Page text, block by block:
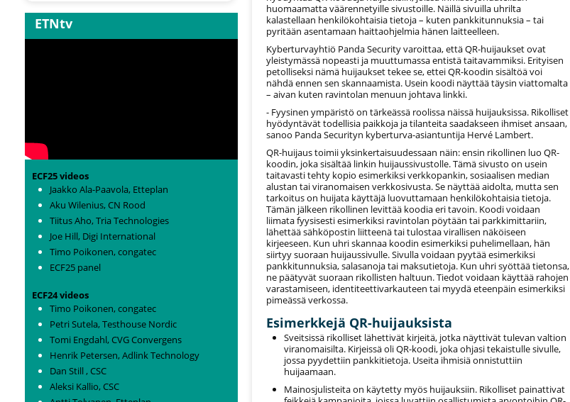
ETNtv
ECF25 videos
Jaakko Ala-Paavola, Etteplan
Aku Wilenius, CN Rood
Tiitus Aho, Tria Technologies
Joe Hill, Digi International
Timo Poikonen, congatec
ECF25 panel
ECF24 videos
Timo Poikonen, congatec
Petri Sutela, Testhouse Nordic
Tomi Engdahl, CVG Convergens
Henrik Petersen, Adlink Technology
Dan Still , CSC
Aleksi Kallio, CSC
huomaamatta väärennetyille sivustoille. Näillä sivuilla uhrilta
kalastellaan henkilökohtaisia tietoja – kuten pankkitunnuksia – tai
pyritään asentamaan haittaohjelmia hänen laitteelleen.
Kyberturvayhtiö Panda Security varoittaa, että QR-huijaukset ovat
yleistymässä nopeasti ja muuttumassa entistä taitavammiksi. Erityisen
petolliseksi nämä huijaukset tekee se, ettei QR-koodin sisältöä voi
nähdä ennen sen skannaamista. Usein koodi näyttää täysin viattomalta
– aivan kuten ravintolan menuun johtava linkki.
- Fyysinen ympäristö on tärkeässä roolissa näissä huijauksissa. Rikolliset
hyödyntävät todellisia paikkoja ja tilanteita saadakseen ihmiset ansaan,
sanoo Panda Securityn kyberturva-asiantuntija Hervé Lambert.
QR-huijaus toimii yksinkertaisuudessaan näin: ensin rikollinen luo QR-
koodin, joka sisältää linkin huijaussivustolle. Tämä sivusto on usein
taitavasti tehty kopio esimerkiksi verkkopankin, sosiaalisen median
alustan tai viranomaisen verkkosivusta. Se näyttää aidolta, mutta sen
tarkoitus on huijata käyttäjä luovuttamaan henkilökohtaisia tietoja.
Tämän jälkeen rikollinen levittää koodia eri tavoin. Koodi voidaan
liimata fyysisesti esimerkiksi ravintolan pöytään tai parkkimittariin,
lähettää sähköpostin liitteenä tai tulostaa virallisen näköiseen
kirjeeseen. Kun uhri skannaa koodin esimerkiksi puhelimellaan, hän
siirtyy suoraan huijaussivulle. Sivulla voidaan pyytää esimerkiksi
pankkitunnuksia, salasanoja tai maksutietoja. Kun uhri syöttää tietonsa,
ne päätyvät suoraan rikollisten haltuun. Tiedot voidaan käyttää rahojen
varastamiseen, identiteettivarkauteen tai myydä eteenpäin esimerkiksi
pimeässä verkossa.
Esimerkkejä QR-huijauksista
Sveitsissä rikolliset lähettivät kirjeitä, jotka näyttivät tulevan valtion
viranomaisilta. Kirjeissä oli QR-koodi, joka ohjasi tekaistulle sivulle,
jossa pyydettiin pankkitietoja. Useita ihmisiä onnistuttiin
huijaamaan.
Mainosjulisteita on käytetty myös huijauksiin. Rikolliset painattivat